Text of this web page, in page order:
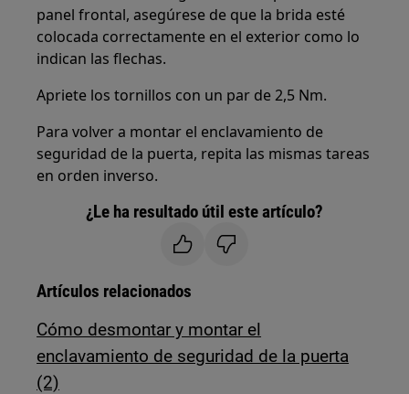
panel frontal, asegúrese de que la brida esté
colocada correctamente en el exterior como lo
indican las flechas.
Apriete los tornillos con un par de 2,5 Nm.
Para volver a montar el enclavamiento de
seguridad de la puerta, repita las mismas tareas
en orden inverso.
¿Le ha resultado útil este artículo?
Artículos relacionados
Cómo desmontar y montar el
enclavamiento de seguridad de la puerta
(2)